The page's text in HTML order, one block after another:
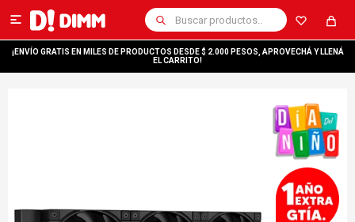

¡ENVÍO GRATIS EN MILES DE PRODUCTOS DESDE $ 2.000 PESOS, APROVECHÁ Y LLENÁ
EL CARRITO!